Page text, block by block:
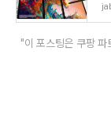
"이 포스팅은 쿠팡